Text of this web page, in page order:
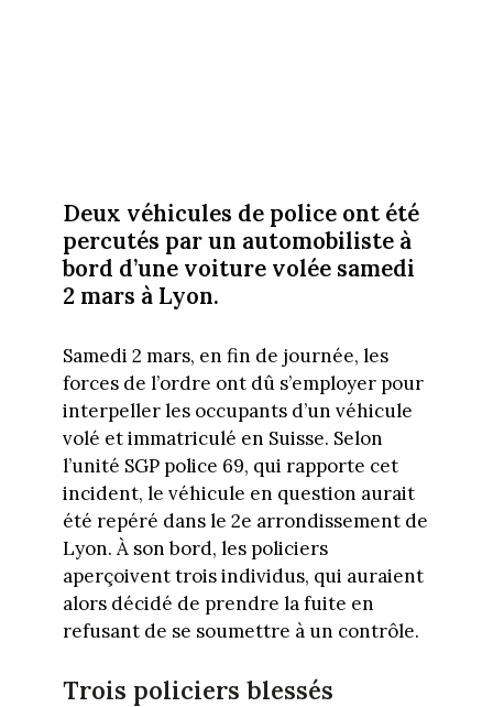
Deux véhicules de police ont été
percutés par un automobiliste à
bord d’une voiture volée samedi
2 mars à Lyon.
Samedi 2 mars, en fin de journée, les
forces de l’ordre ont dû s’employer pour
interpeller les occupants d’un véhicule
volé et immatriculé en Suisse. Selon
l’unité SGP police 69, qui rapporte cet
incident, le véhicule en question aurait
été repéré dans le 2e arrondissement de
Lyon. À son bord, les policiers
aperçoivent trois individus, qui auraient
alors décidé de prendre la fuite en
refusant de se soumettre à un contrôle.
Trois policiers blessés